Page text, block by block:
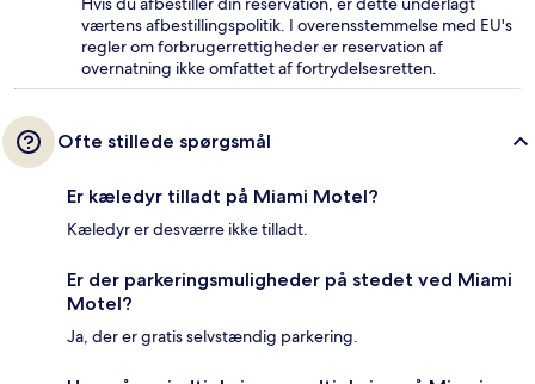
værtens afbestillingspolitik. I overensstemmelse med EU's
regler om forbrugerrettigheder er reservation af
overnatning ikke omfattet af fortrydelsesretten.
Ofte stillede spørgsmål
Er kæledyr tilladt på Miami Motel?
Kæledyr er desværre ikke tilladt.
Er der parkeringsmuligheder på stedet ved Miami
Motel?
Ja, der er gratis selvstændig parkering.